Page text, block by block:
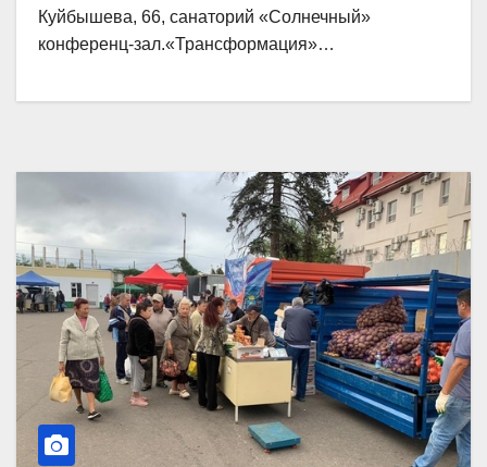
Куйбышева, 66, санаторий «Солнечный»
конференц-зал.«Трансформация»…